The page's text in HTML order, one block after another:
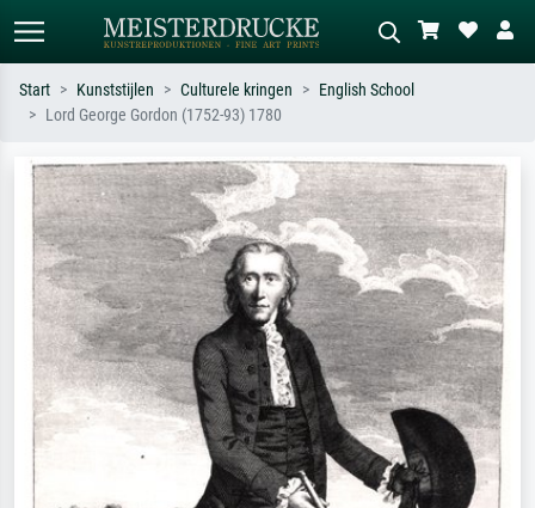
Zoek op kunstenaar, titel of stijl – bijv.
Monet, Sterrennacht, impressionisme,
Hokusai-golf, naakt.
Beschrijf de scène – bijv. groene
weide, abstract met veel rood, donker
olieverfschilderij, staand naakt naast
een boom.
Start Kunststijlen Culturele kringen
English School
Lord George Gordon (1752-93) 1780